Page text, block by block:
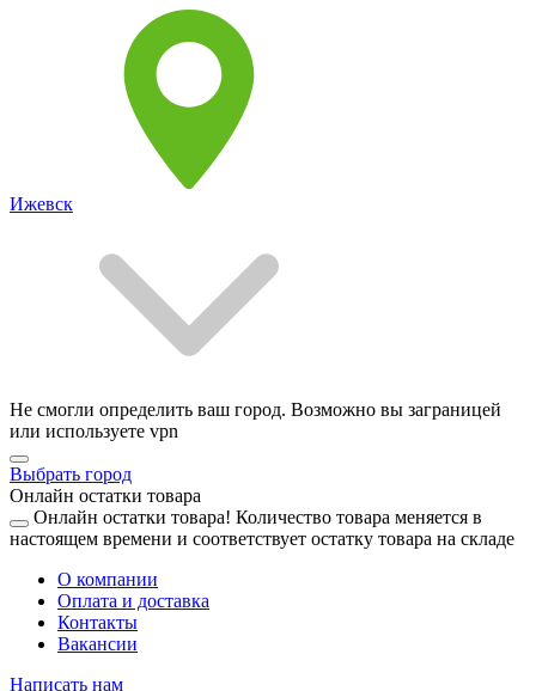
Ижевск
Не смогли определить ваш город. Возможно вы заграницей
или используете vpn
Выбрать город
Онлайн остатки товара
Онлайн остатки товара! Количество товара меняется в
настоящем времени и соответствует остатку товара на складе
О компании
Оплата и доставка
Контакты
Вакансии
Написать нам